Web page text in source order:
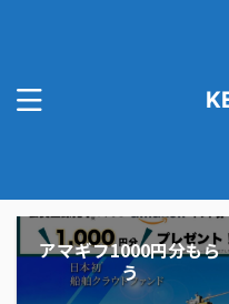
アマギフ1000円分もら
う